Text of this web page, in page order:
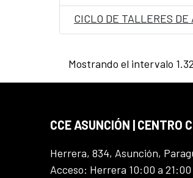
CICLO DE TALLERES
Mostrando el intervalo
CCE ASUNCIÓN | CENTRO
Herrera, 834, Asunción,
Acceso: Herrera 10:00 a 21:00